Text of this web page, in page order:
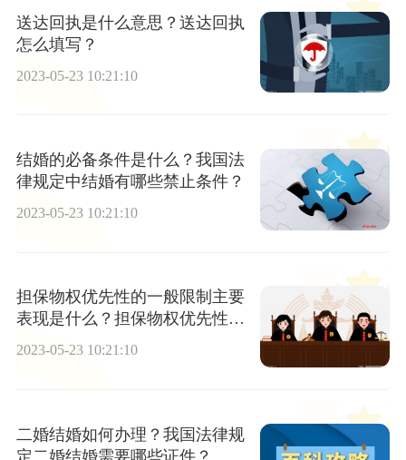
送达回执是什么意思？送达回执
怎么填写？
2023-05-23 10:21:10
结婚的必备条件是什么？我国法
律规定中结婚有哪些禁止条件？
2023-05-23 10:21:10
担保物权优先性的一般限制主要
表现是什么？担保物权优先性的
一般限制有哪些内容？
2023-05-23 10:21:10
二婚结婚如何办理？我国法律规
定二婚结婚需要哪些证件？